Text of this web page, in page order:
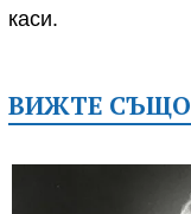
каси.
ВИЖТЕ СЪЩО